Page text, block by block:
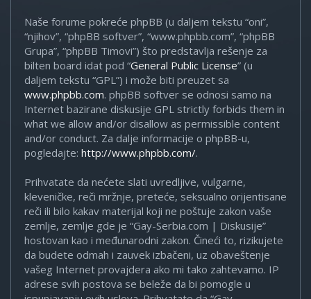
Naše forume pokreće phpBB (u daljem tekstu “oni”,
“njihov”, “phpBB softver”, “www.phpbb.com”, “phpBB
Grupa”, “phpBB Timovi”) što predstavlja rešenje za
bilten board idat pod “General Public License” (u
daljem tekstu “GPL”) i može biti preuzet sa
www.phpbb.com. phpBB softver se odnosi samo na
Internet bazirane diskusije GPL strictly forbids them in
what we allow and/or disallow as permissible content
and/or conduct. Za dalje informacije o phpBB-u,
pogledajte: http://www.phpbb.com/.
Prihvatate da nećete slati uvredljive, vulgarne,
kleveničke, reči mržnje, preteće, seksualno orijentisane
reči ili bilo kakav materijal koji ne poštuje zakon vaše
zemlje, zemlje gde je “Gay-Serbia.com | Diskusije”
hostovan kao i međunarodni zakon. Čineći to, rizikujete
da budete odmah i zauvek izbačeni, uz obaveštenje
vašeg Internet provajdera ako mi tako zahtevamo. IP
adrese svih postova se beleže da bi pomogle u